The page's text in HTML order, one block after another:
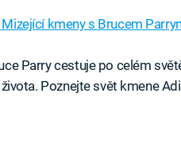
kmeny s Brucem
Parry cestuje po celém
Poznejte svět kmene